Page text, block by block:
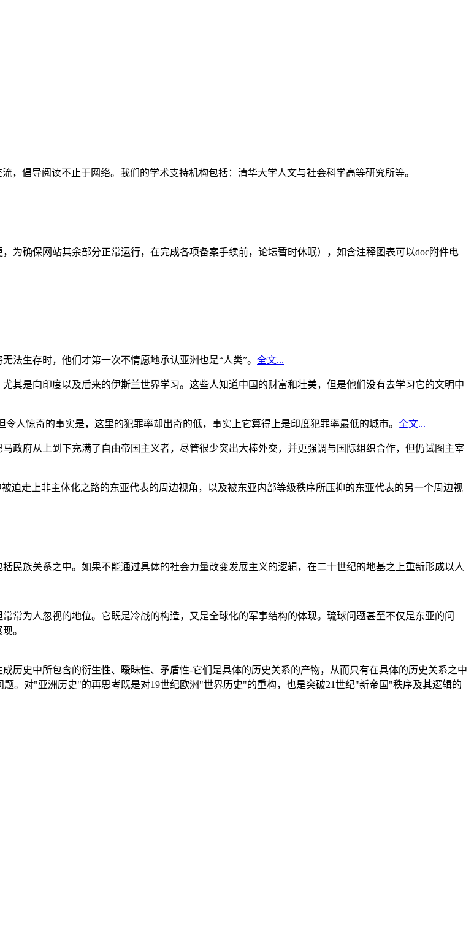
，倡导阅读不止于网络。我们的学术支持机构包括：清华大学人文与社会科学高等研究所等。
为确保网站其余部分正常运行，在完成各项备案手续前，论坛暂时休眠），如含注释图表可以doc附件电
法生存时，他们才第一次不情愿地承认亚洲也是“人类”。 全文...
其是向印度以及后来的伊斯兰世界学习。这些人知道中国的财富和壮美，但是他们没有去学习它的文明中
人惊奇的事实是，这里的犯罪率却出奇的低，事实上它算得上是印度犯罪率最低的城市。 全文...
政府从上到下充满了自由帝国主义者，尽管很少突出大棒外交，并更强调与国际组织合作，但仍试图主宰
迫走上非主体化之路的东亚代表的周边视角，以及被东亚内部等级秩序所压抑的东亚代表的另一个周边视
民族关系之中。如果不能通过具体的社会力量改变发展主义的逻辑，在二十世纪的地基之上重新形成以人
常为人忽视的地位。它既是冷战的构造，又是全球化的军事结构的体现。琉球问题甚至不仅是东亚的问
。
历史中所包含的衍生性、暧昧性、矛盾性-它们是具体的历史关系的产物，从而只有在具体的历史关系之中
。对"亚洲历史"的再思考既是对19世纪欧洲"世界历史"的重构，也是突破21世纪"新帝国"秩序及其逻辑的